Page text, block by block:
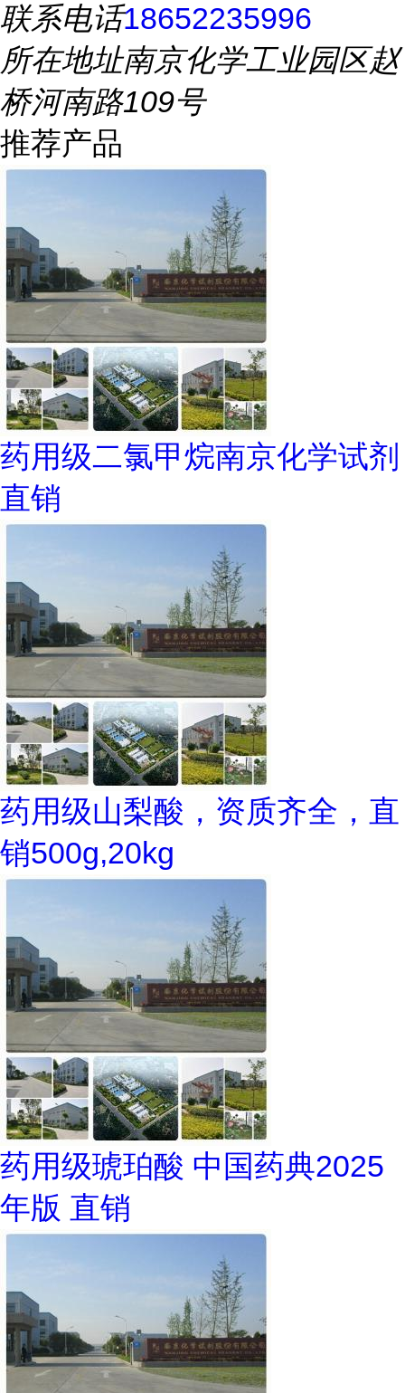
联系电话18652235996
所在地址南京化学工业园区赵
桥河南路109号
推荐产品
药用级二氯甲烷南京化学试剂
直销
药用级山梨酸，资质齐全，直
销500g,20kg
药用级琥珀酸 中国药典2025
年版 直销